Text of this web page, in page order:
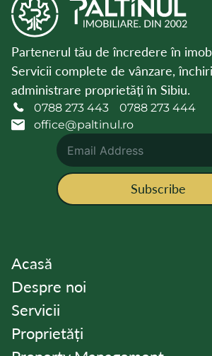
Partenerul tău de încredere în
Servicii complete de vânzare,
administrare proprietăți în Sibiu.
0788 273 443
0788 273 444
office@paltinul.ro
Subscribe
Acasă
Despre noi
Servicii
Proprietăți